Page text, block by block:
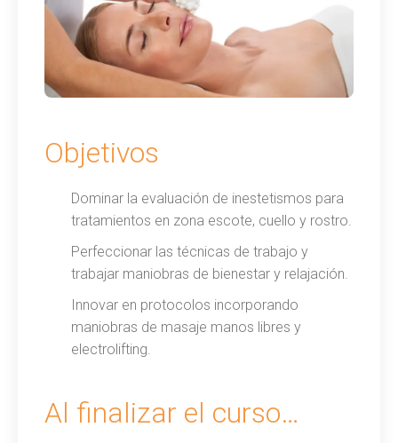
Objetivos
Dominar la evaluación de inestetismos para
tratamientos en zona escote, cuello y rostro.
Perfeccionar las técnicas de trabajo y
trabajar maniobras de bienestar y relajación.
Innovar en protocolos incorporando
maniobras de masaje manos libres y
electrolifting.
Al finalizar el curso…